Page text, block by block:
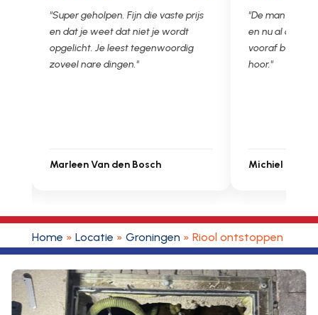
"De man rijden net weg. 11.00 gebeld
en nu al opgelost voor een vast en
vooraf besproken tarief. Lekker
hoor."
Michiel Uitdenbongerd
"Wat een fijn
met een
je niet zo goed
Ontstoppen.nl
Sarah Touat
Home » Locatie » Groningen » Riool ontstoppen